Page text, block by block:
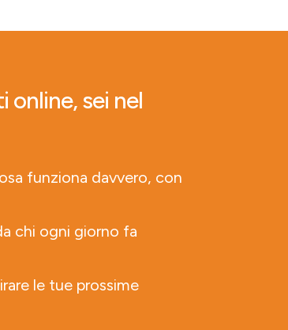
sei nel
funziona davvero, con
chi ogni giorno fa
le tue prossime